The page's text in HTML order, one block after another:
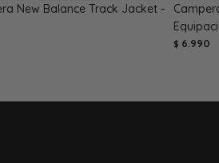
New Balance Track Jacket -
$ 6.990